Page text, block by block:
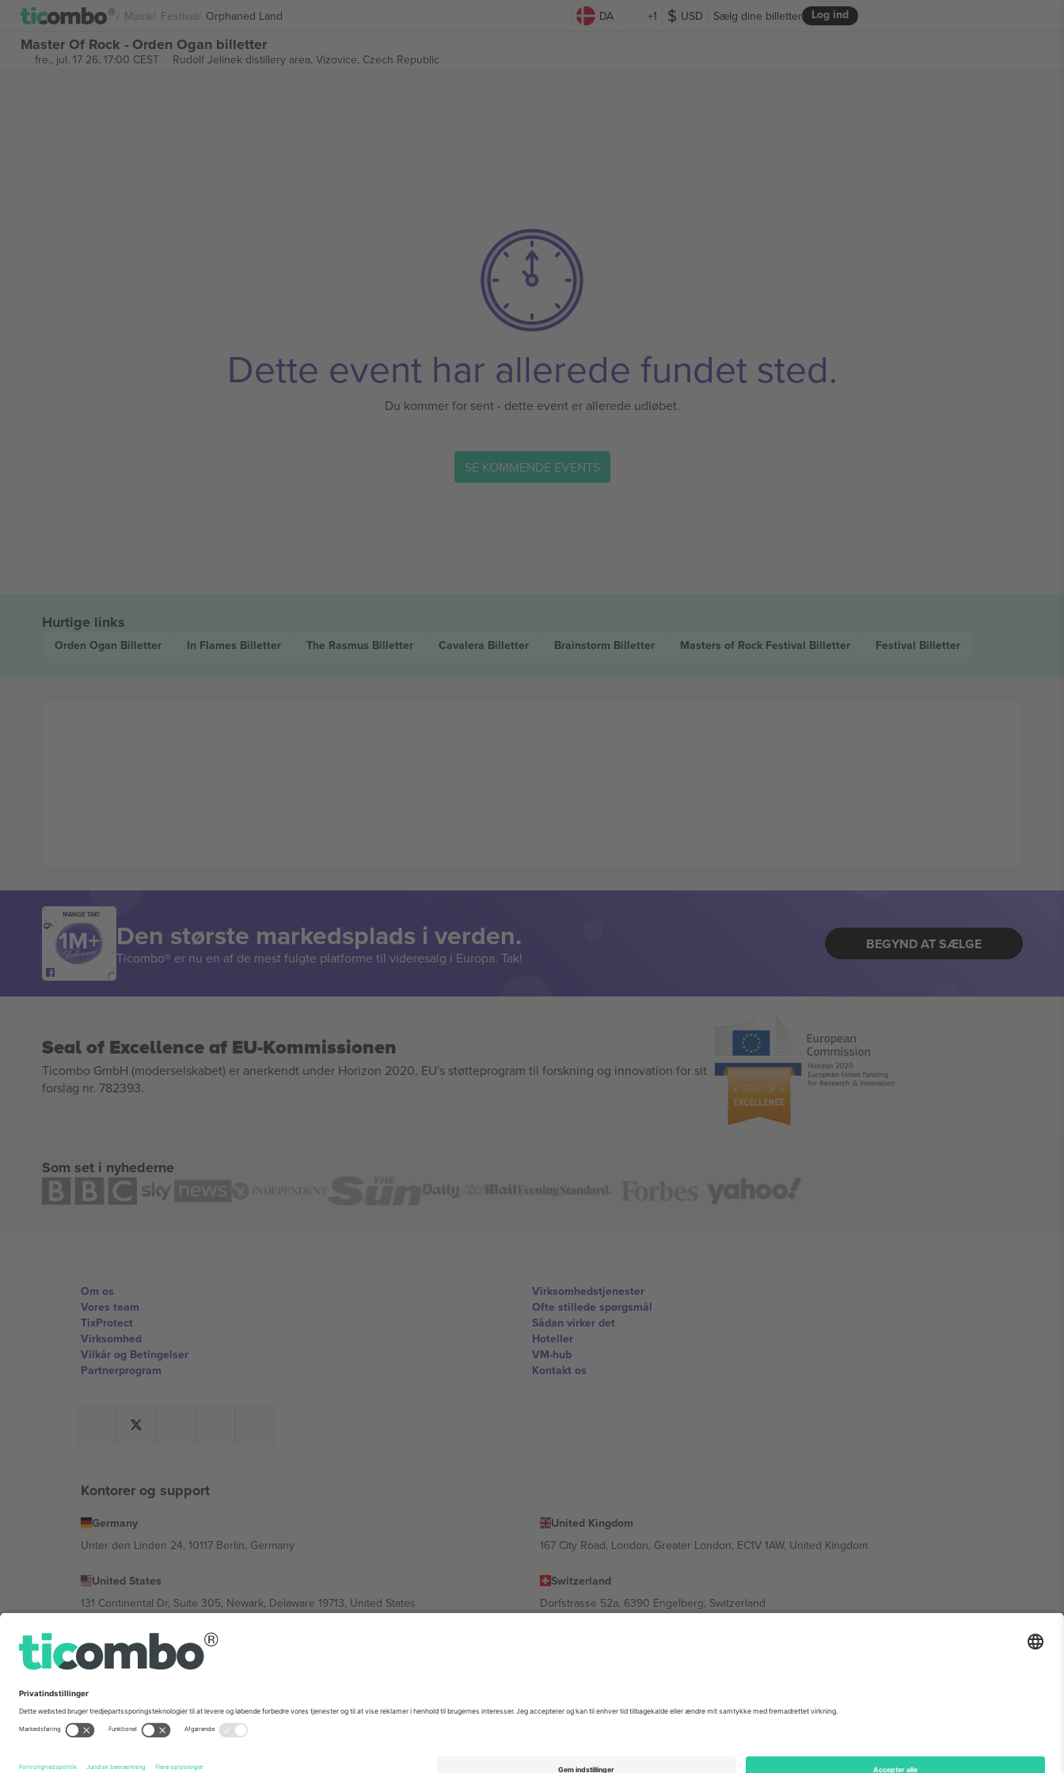
Musik Festival Orphaned Land DA +1 USD Log ind
Sælg dine billetter
Master Of Rock - Orden Ogan billetter
fre., jul. 17 26, 17:00 CEST Rudolf Jelínek distillery area, Vizovice, Czech Republic
Dette event har allerede fundet sted.
Du kommer for sent - dette event er allerede udløbet.
SE KOMMENDE EVENTS
Hurtige links
Orden Ogan Billetter In Flames Billetter The Rasmus Billetter Cavalera Billetter Brainstorm Billetter Masters of Rock Festival Billetter Festival Billetter
MANGE TAK!
Den største markedsplads i verden.
Ticombo® er nu en af de mest fulgte platforme til videresalg i Europa. Tak!
BEGYND AT SÆLGE
Seal of Excellence af EU-Kommissionen
Ticombo GmbH (moderselskabet) er anerkendt under Horizon 2020, EU's støtteprogram til forskning og innovation for sit
forslag nr. 782393.
Som set i nyhederne
Om os
Vores team
TixProtect
Virksomhed
Vilkår og Betingelser
Partnerprogram
Virksomhedstjenester
Ofte stillede spørgsmål
Sådan virker det
Hoteller
VM-hub
Kontakt os
Kontorer og support
Germany
Unter den Linden 24, 10117 Berlin, Germany
United Kingdom
167 City Road, London, Greater London, EC1V 1AW, United Kingdom
United States
131 Continental Dr, Suite 305, Newark, Delaware 19713, United States
Switzerland
Dorfstrasse 52a, 6390 Engelberg, Switzerland
Bulgaria
Regus Sofia City West, bul Totleben 53-55, 1606 Sofia, Bulgaria
Av Chapultepec 360, Roma Norte, Cuauhtémoc, 06700 Ciudad de México, CDMX, Mexico
© 2026 Ticombo. Alle rettigheder forbeholdes.